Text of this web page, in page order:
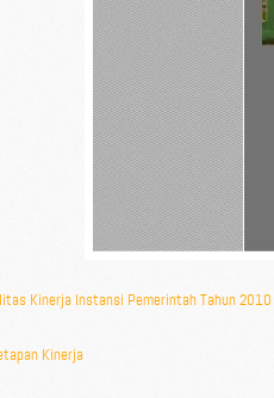
Kinerja Instansi Pemerintah Tahun 2010
Kinerja